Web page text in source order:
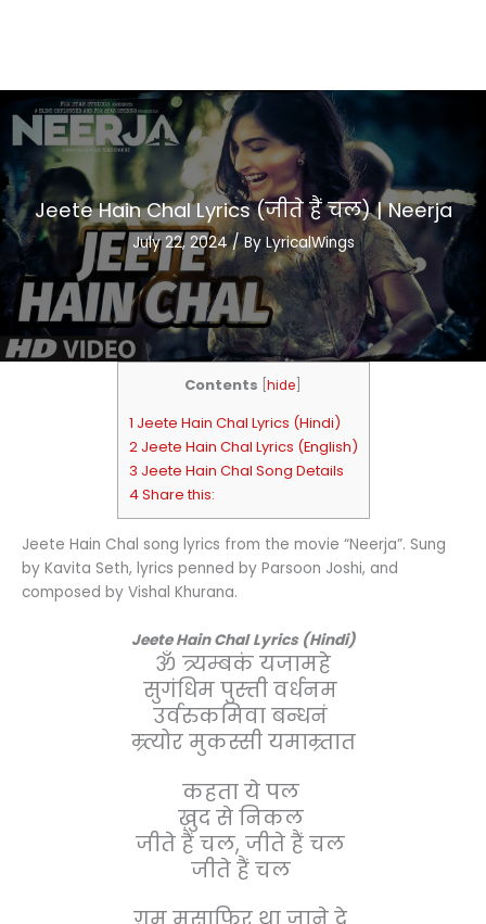
Jeete Hain Chal Lyrics (जीते हैं चल) | Neerja
July 22, 2024/ ByLyricalWings
Contents hide
1 Jeete Hain Chal Lyrics (Hindi)
2 Jeete Hain Chal Lyrics (English)
3 Jeete Hain Chal Song Details
4 Share this:
Jeete Hain Chal song lyrics from the movie “Neerja”. Sung
by Kavita Seth, lyrics penned by Parsoon Joshi, and
composed by Vishal Khurana.
Jeete Hain Chal Lyrics (Hindi)
ॐ त्र्यम्बकं यजामहे
सुगंधिम पुस्त्ती वर्धनम
उर्वरुकमिवा बन्धनं
म्र्त्योर मुकस्सी यमाम्र्तात
कहता ये पल
ख़ुद से निकल
जीते हैं चल, जीते हैं चल
जीते हैं चल